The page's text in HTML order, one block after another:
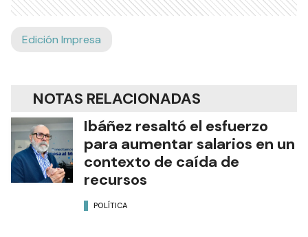
Edición Impresa
NOTAS RELACIONADAS
Ibáñez resaltó el esfuerzo
para aumentar salarios en un
contexto de caída de
recursos
POLÍTICA